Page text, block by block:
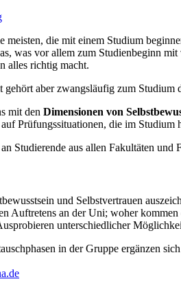
die mit einem Studium
was vor allem zum Studienbeginn
alles richtig macht.
gehört aber zwangsläufig zum
mit den Dimensionen von
Prüfungssituationen, die im
Studierende aus allen Fakultäten
und Selbstvertrauen
Auftretens an der Uni; woher
unterschiedlicher
in der Gruppe ergänzen